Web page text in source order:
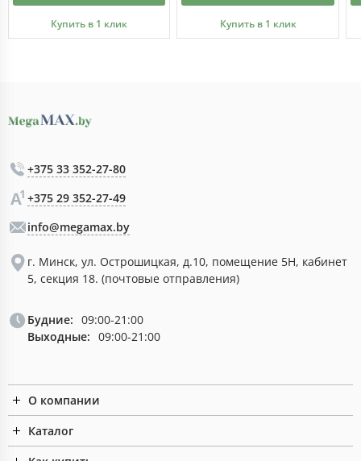
Купить в 1 клик Купить в 1 клик
+375 33 352-27-80
+375 29 352-27-49
info@megamax.by
г. Минск, ул. Острошицкая, д.10, помещение 5Н, кабинет
5, секция 18. (почтовые отправления)
Будние: 09:00-21:00
Выходные: 09:00-21:00
О компании
Каталог